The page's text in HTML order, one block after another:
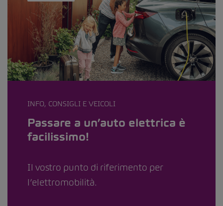
INFO, CONSIGLI E VEICOLI
Passare a un’auto elettrica è
facilissimo!
Il vostro punto di riferimento per
l’elettromobilità.